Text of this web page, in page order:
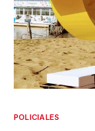
POLICIALES